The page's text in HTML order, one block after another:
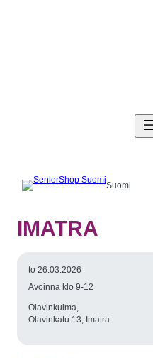
Suomi
IMATRA
to 26.03.2026
Avoinna klo 9-12
Olavinkulma,
Olavinkatu 13, Imatra